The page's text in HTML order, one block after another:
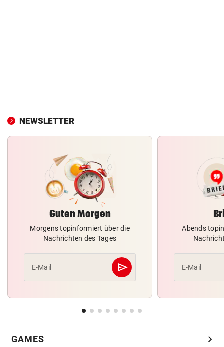
NEWSLETTER
Guten Morgen
Morgens topinformiert über die
Nachrichten des Tages
E-Mail send
Abschicken
Abends
E-Mail
GAMES chevron_right